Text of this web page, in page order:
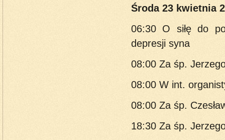
Środa 23 kwietnia
06:30 O siłę do
depresji syna
08:00 Za śp.
08:00 W int.
08:00 Za śp.
18:30 Za śp.